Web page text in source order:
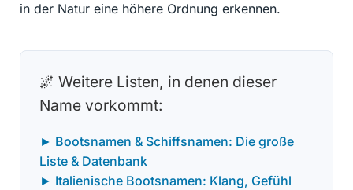
in der Natur eine höhere Ordnung erkennen.
🌌 Weitere Listen, in denen dieser
Name vorkommt:
► Bootsnamen & Schiffsnamen: Die große
Liste & Datenbank
► Italienische Bootsnamen: Klang, Gefühl